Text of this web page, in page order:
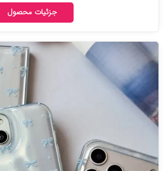
جزئیات محصول